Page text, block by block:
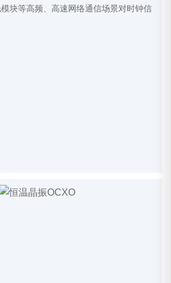
块等高频、高速网络通信场景对时钟信